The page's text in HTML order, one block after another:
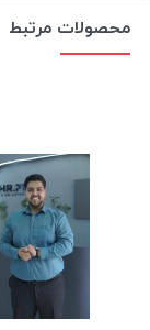
محصولات مرتبط